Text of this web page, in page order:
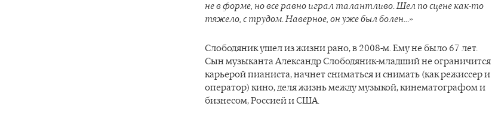
не в форме, но все равно играл талантливо. Шел по сцене как-то
тяжело, с трудом. Наверное, он уже был болен…»
Слободяник ушел из жизни рано, в 2008-м. Ему не было 67 лет.
Сын музыканта Александр Слободяник-младший не ограничится
карьерой пианиста, начнет сниматься и снимать (как режиссер и
оператор) кино, деля жизнь между музыкой, кинематографом и
бизнесом, Россией и США.